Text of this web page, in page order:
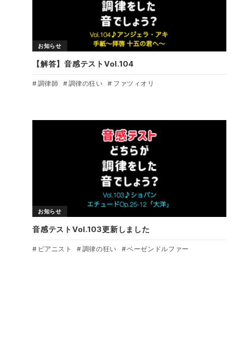
お知らせ
【解答】音感テストVol.104
調律師 調律の狂い ファツィオリ
お知らせ
音感テストVol.103更新しました
ピアニスト 調律の狂い ベーゼンドルファー